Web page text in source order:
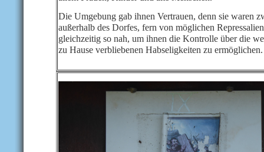
Die Umgebung gab ihnen Vertrauen, denn sie waren
außerhalb des Dorfes, fern von möglichen
gleichzeitig so nah, um ihnen die Kontrolle über die
zu Hause verbliebenen Habseligkeiten zu ermöglichen.